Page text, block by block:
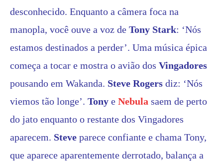
desconhecido. Enquanto a câmera foca na
manopla, você ouve a voz de Tony Stark: ‘Nós
estamos destinados a perder’. Uma música épica
começa a tocar e mostra o avião dos Vingadores
pousando em Wakanda. Steve Rogers diz: ‘Nós
viemos tão longe’. Tony e Nebula saem de perto
do jato enquanto o restante dos Vingadores
aparecem. Steve parece confiante e chama Tony,
que aparece aparentemente derrotado, balança a